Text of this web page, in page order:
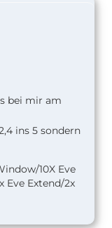
bei mir am
ins 5 sondern
10X Eve
Eve Extend/2x